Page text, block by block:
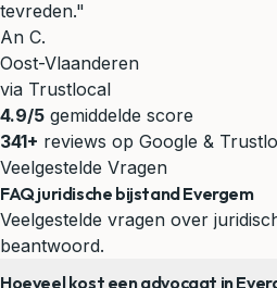
tevreden."
An C.
Oost-Vlaanderen
via Trustlocal
4.9/5 gemiddelde score
341+ reviews op Google &
Veelgestelde Vragen
FAQ juridische bijstand Evergem
Veelgestelde vragen over
beantwoord.
Hoeveel kost een advocaat in